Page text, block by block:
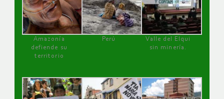
Amazonía
defiende su
territorio
Perú
Valle del Elqui
sin minería.